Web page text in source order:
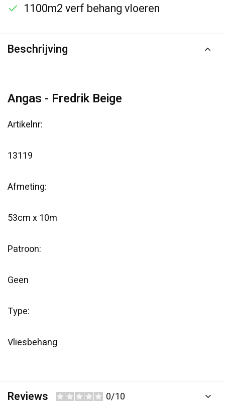
1100m2 verf behang vloeren
Beschrijving
Angas - Fredrik Beige
Artikelnr:
13119
Afmeting:
53cm x 10m
Patroon:
Geen
Type:
Vliesbehang
Reviews 0/10